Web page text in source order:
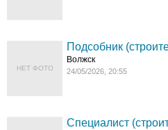
НЕТ ФОТО
Подсобник
Волжск
24/05/2026, 20:55
Специалист